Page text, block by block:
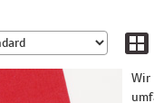
Wir